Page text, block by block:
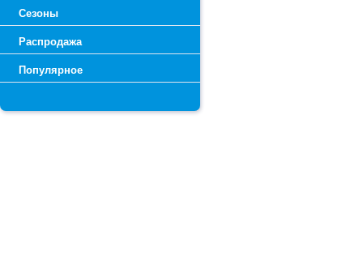
Сезоны
Распродажа
Популярное